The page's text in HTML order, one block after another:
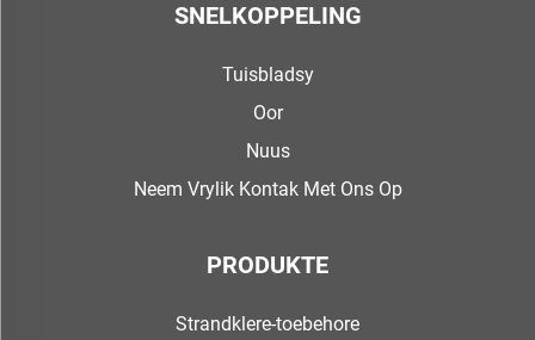
SNELKOPPELING
Tuisbladsy
Oor
Nuus
Neem Vrylik Kontak Met Ons Op
PRODUKTE
Strandklere-toebehore